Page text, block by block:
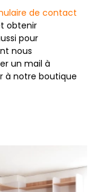
de contact
obtenir
pour
nous
un mail à
à notre boutique